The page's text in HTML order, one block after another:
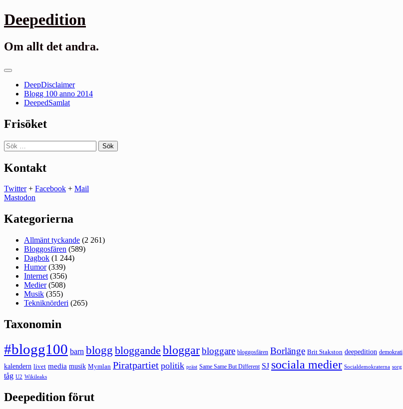
Gå
till
Deepedition
Om allt det andra.
Primär
DeepDisclaimer
Blogg 100 anno 2014
DeepedSamlat
Frisöket
Sök
efter:
Kontakt
Twitter+ Facebook + Mail
Mastodon
Kategorierna
Allmänt tyckande (2 261)
Bloggosfären (589)
Dagbok (1 244)
Humor(339)
Internet (356)
Medier(508)
Musik (355)
Tekniknörderi (265)
Taxonomin
#blogg100 barn blogg bloggande bloggarbloggare bloggosfären Borlänge Brit Stakston deepedition demokrati
kalendern livet media musik Mymlan Piratpartiet politik präst Same Same But Different SJ sociala medier Socialdemokraterna sorg
tåg U2 Wikileaks
Deepedition förut